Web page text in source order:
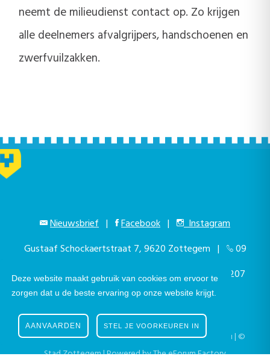
Deze website maakt gebruik van cookies om ervoor te
zorgen dat u de beste ervaring op onze website krijgt.
STEL JE VOORKEUREN IN
AANVAARDEN
neemt de milieudienst contact op. Zo krijgen
alle deelnemers afvalgrijpers, handschoenen en
zwerfvuilzakken.
Nieuwsbrief | Facebook |
Instagram
Gustaaf Schockaertstraat 7, 9620 Zottegem |
09
364 65 00| info@zottegem.be| Btw BE 0207
444 990
Telefonisch bereikbaar elke werkdag van 9.00u tot 12.00u | ©
Stad Zottegem | Powered byThe eForum Factory